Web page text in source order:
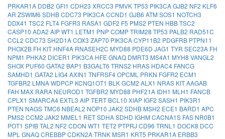
PRKAR1A DDB2 GFI1 CDH23 XRCC3 PMVKTP53 PIK3CAGJB2 NF2 KLF6
AR ZSWIM6 SDHBCDC73 PIK3CACCND1 GJB6 ATM SOS1 NOTCH3
DDX41 TSC2 FLT4 FGFR3 RASA1 GDF2 F5 PMS2 PTEN HBBTSC2
CASP10 ADA2 AIPWT1 LETM1 PNPCOMPTRIM28 TP53 PALB2 RAD51C
CCL2 CDC73 SH2D1ACOX3 ZAP70 PIK3CACYP11B2 PDGFRB PTPN11
PHOX2B FH KIT HNF4A RNASEH2C MYD88 PDE6D JAG1 TYR SEC23A FH
NPM1 PHKA2 DICER1 PIK3CA HFE GNAQ DMRT3 MS4A1 MYH8 VANGL2
SHOX PUF60 GATA2 BAP1 B3GALT6 TRNS2 HRAS HDAC4 FANCG
SAMHD1 GATA2 LIG4AXIN1 TNFRSF4OPCML PRKN FGFR2 ECM1
TGFBR2 LMNAWDPCP KCNQ1OT1 BLKGCM2 ALX1 NRAS KITAAGAB
FAH MAX RARA NEUROD1 TGFBR2 MYD88 PHF21A IDH1 MLH1 FANCB
CPLX1 SMARCA4 EXTL3 AIPTERT BCL10 XIAP IGF2 SASH1 PIK3R1
PTEN NAGSTMC6 NBEAL2 NOP10 JAK2 SDHB MSH2 ECE1 BARD1 APC
PMS2 CCM2 JAK2 MMEL1 RETSDHASDHD IGHM CACNA1S FAS NR0B1
POT1 SPIBTAL2 NF2 CDON WT1 TET2 PTPRJ CD96 TRNL1 DOCK8 DCC
MPL GNAQCREBBPCDKN2ATRNK MSR1 KRT5 PRKAR1A ERBB3